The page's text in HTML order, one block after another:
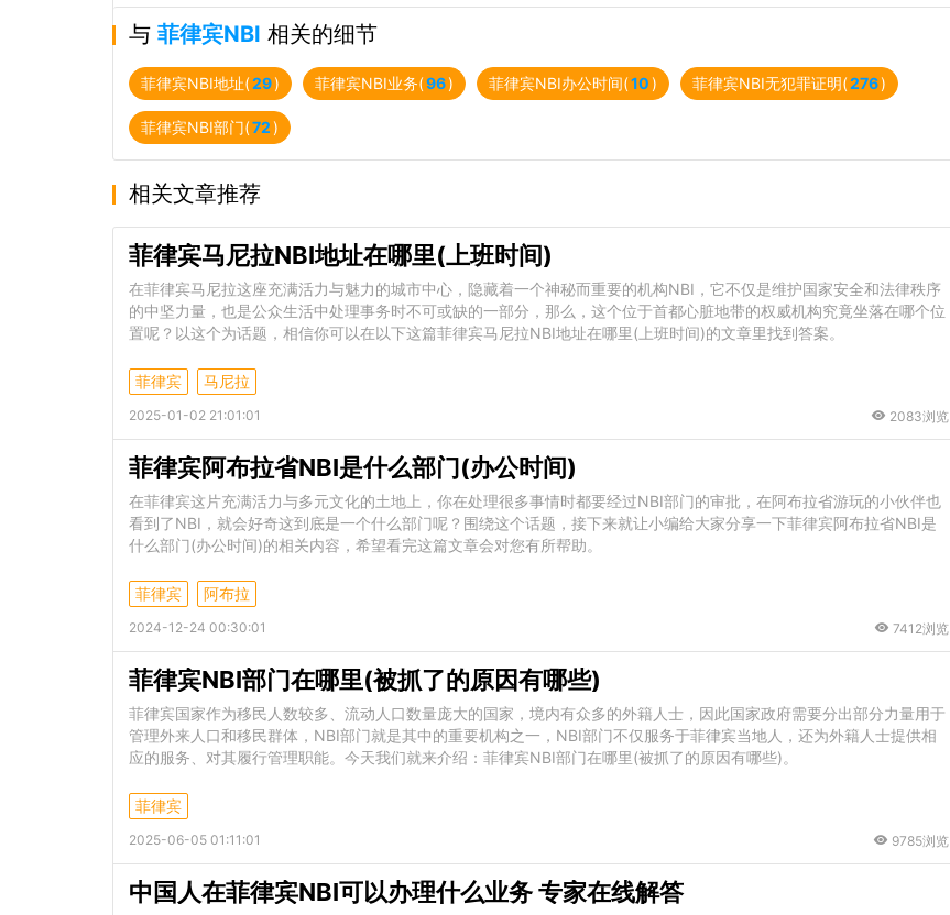
与 菲律宾NBI 相关的细节
菲律宾NBI地址(29) 菲律宾NBI业务(96) 菲律宾NBI办公时间(10) 菲律宾NBI无犯罪证明(276)
菲律宾NBI部门(72)
相关文章推荐
菲律宾马尼拉NBI地址在哪里(上班时间)
在菲律宾马尼拉这座充满活力与魅力的城市中心，隐藏着一个神秘而重要的机构NBI，它不仅是维护国家安全和法律秩序
的中坚力量，也是公众生活中处理事务时不可或缺的一部分，那么，这个位于首都心脏地带的权威机构究竟坐落在哪个位
置呢？以这个为话题，相信你可以在以下这篇菲律宾马尼拉NBI地址在哪里(上班时间)的文章里找到答案。
菲律宾 马尼拉
2025-01-02 21:01:01 2083浏览
菲律宾阿布拉省NBI是什么部门(办公时间)
在菲律宾这片充满活力与多元文化的土地上，你在处理很多事情时都要经过NBI部门的审批，在阿布拉省游玩的小伙伴也
看到了NBI，就会好奇这到底是一个什么部门呢？围绕这个话题，接下来就让小编给大家分享一下菲律宾阿布拉省NBI是
什么部门(办公时间)的相关内容，希望看完这篇文章会对您有所帮助。
菲律宾 阿布拉
2024-12-24 00:30:01 7412浏览
菲律宾NBI部门在哪里(被抓了的原因有哪些)
菲律宾国家作为移民人数较多、流动人口数量庞大的国家，境内有众多的外籍人士，因此国家政府需要分出部分力量用于
管理外来人口和移民群体，NBI部门就是其中的重要机构之一，NBI部门不仅服务于菲律宾当地人，还为外籍人士提供相
应的服务、对其履行管理职能。今天我们就来介绍：菲律宾NBI部门在哪里(被抓了的原因有哪些)。
菲律宾
2025-06-05 01:11:01 9785浏览
中国人在菲律宾NBI可以办理什么业务 专家在线解答